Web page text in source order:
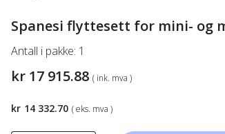
Spanesi flyttesett for mini- og
kr 17 915.88 ( ink. mva )
Antall i pakke: 1
kr 14 332.70 ( eks. mva )